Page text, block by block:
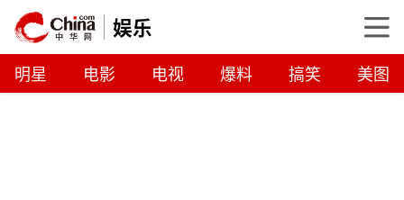
娱乐
明星 电影 电视 爆料 搞笑 美图